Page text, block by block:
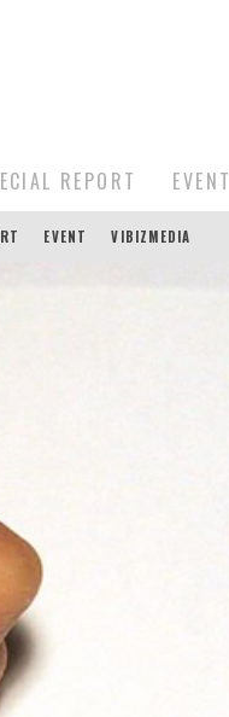
REPORT EVENT
EVENT VIBIZMEDIA